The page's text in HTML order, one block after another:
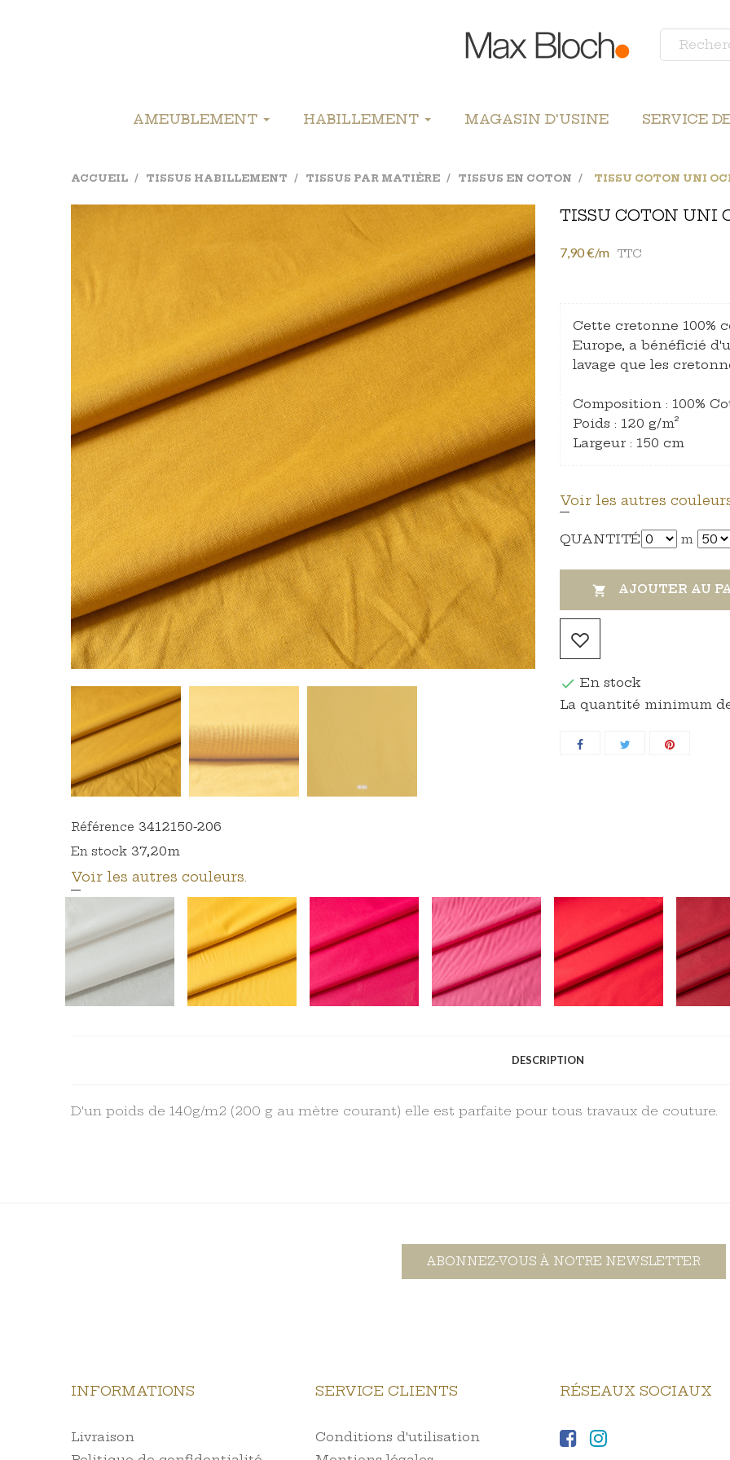
AMEUBLEMENT HABILLEMENT MAGASIN D'USINE SERVICE
ACCUEIL TISSUS HABILLEMENT TISSUS PAR MATIÈRE TISSUS EN COTON TISSU COTON UNI
TISSU COTON UNI
7,90 €/m TTC
Cette cretonne 100%
Europe, a bénéficié
lavage que les
Composition : 100%
Poids : 120 g/m²
Largeur : 150 cm
Voir les autres
QUANTITÉ m
 AJOUTER AU
 En stock
La quantité minimum
Référence 3412150-206
En stock 37,20m
Voir les autres couleurs.
DESCRIPTION
D'un poids de 140g/m2 (200 g au mètre courant) elle est parfaite pour tous travaux de couture.
ABONNEZ-VOUS À NOTRE NEWSLETTER
INFORMATIONS
Livraison
SERVICE CLIENTS
Conditions d'utilisation
RÉSEAUX SOCIAUX